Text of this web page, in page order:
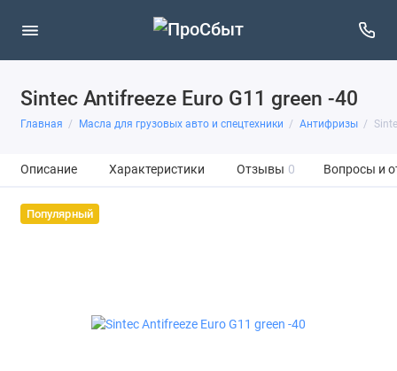
Sintec Antifreeze Euro G11 green -40
Главная Масла для грузовых авто и спецтехники Антифризы
Описание Характеристики Отзывы 0 Вопросы и
Популярный